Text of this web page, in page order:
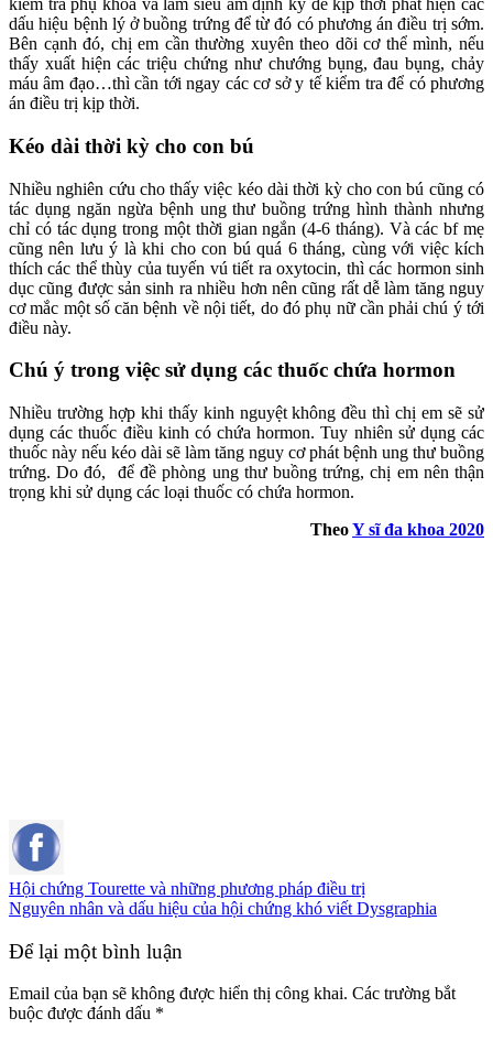
kiểm tra phụ khoa và làm siêu âm định kỳ để kịp thời phát hiện các
dấu hiệu bệnh lý ở buồng trứng để từ đó có phương án điều trị sớm.
Bên cạnh đó, chị em cần thường xuyên theo dõi cơ thể mình, nếu
thấy xuất hiện các triệu chứng như chướng bụng, đau bụng, chảy
máu âm đạo…thì cần tới ngay các cơ sở y tế kiểm tra để có phương
án điều trị kịp thời.
Kéo dài thời kỳ cho con bú
Nhiều nghiên cứu cho thấy việc kéo dài thời kỳ cho con bú cũng có
tác dụng ngăn ngừa bệnh ung thư buồng trứng hình thành nhưng
chỉ có tác dụng trong một thời gian ngắn (4-6 tháng). Và các bf mẹ
cũng nên lưu ý là khi cho con bú quá 6 tháng, cùng với việc kích
thích các thể thùy của tuyến vú tiết ra oxytocin, thì các hormon sinh
dục cũng được sản sinh ra nhiều hơn nên cũng rất dễ làm tăng nguy
cơ mắc một số căn bệnh về nội tiết, do đó phụ nữ cần phải chú ý tới
điều này.
Chú ý trong việc sử dụng các thuốc chứa hormon
Nhiều trường hợp khi thấy kinh nguyệt không đều thì chị em sẽ sử
dụng các thuốc điều kinh có chứa hormon. Tuy nhiên sử dụng các
thuốc này nếu kéo dài sẽ làm tăng nguy cơ phát bệnh ung thư buồng
trứng. Do đó, để đề phòng ung thư buồng trứng, chị em nên thận
trọng khi sử dụng các loại thuốc có chứa hormon.
TheoY sĩ đa khoa 2020
Hội chứng Tourette và những phương pháp điều trị
Nguyên nhân và dấu hiệu của hội chứng khó viết Dysgraphia
Để lại một bình luận
Email của bạn sẽ không được hiển thị công khai. Các trường bắt
buộc được đánh dấu *